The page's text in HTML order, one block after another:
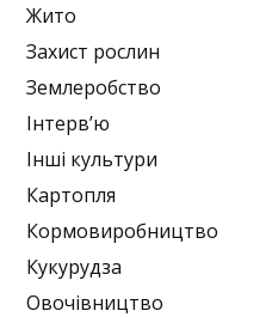
Жито
Захист рослин
Землеробство
Інтерв’ю
Інші культури
Картопля
Кормовиробництво
Кукурудза
Овочівництво